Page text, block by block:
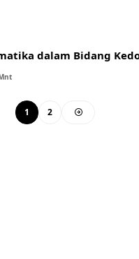
dalam Bidang
1 2